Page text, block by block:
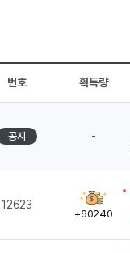
번호 획득량
공지 -
12623
획
득
+60240